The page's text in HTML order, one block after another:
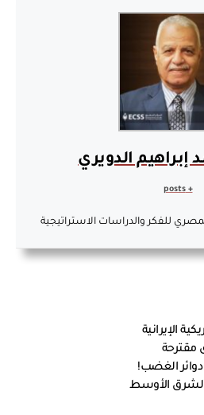
إبراهيم الدويري
للفكر والدراسات الاستراتيجية
الإيرانية
الغضب!
الأوسط